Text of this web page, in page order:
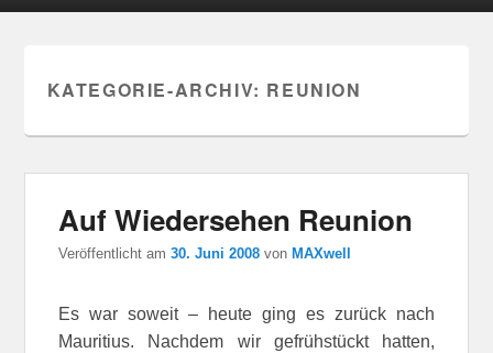
KATEGORIE-ARCHIV: REUNION
Auf Wiedersehen Reunion
Veröffentlicht am30. Juni 2008 von MAXwell
Es war soweit – heute ging es zurück nach
Mauritius. Nachdem wir gefrühstückt hatten,